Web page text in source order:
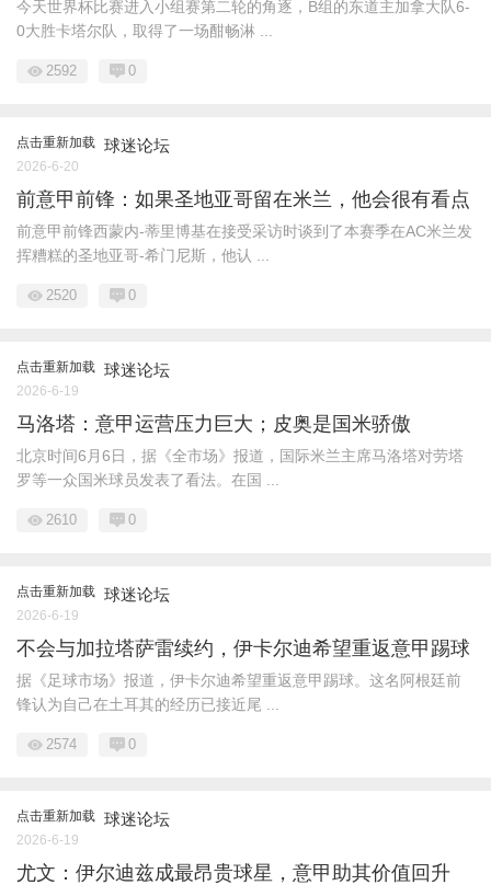
今天世界杯比赛进入小组赛第二轮的角逐，B组的东道主加拿大队6-
0大胜卡塔尔队，取得了一场酣畅淋 ...
2592 0
点击重新加载 球迷论坛
2026-6-20
前意甲前锋：如果圣地亚哥留在米兰，他会很有看点
前意甲前锋西蒙内-蒂里博基在接受采访时谈到了本赛季在AC米兰发
挥糟糕的圣地亚哥-希门尼斯，他认 ...
2520 0
点击重新加载 球迷论坛
2026-6-19
马洛塔：意甲运营压力巨大；皮奥是国米骄傲
北京时间6月6日，据《全市场》报道，国际米兰主席马洛塔对劳塔
罗等一众国米球员发表了看法。在国 ...
2610 0
点击重新加载 球迷论坛
2026-6-19
不会与加拉塔萨雷续约，伊卡尔迪希望重返意甲踢球
据《足球市场》报道，伊卡尔迪希望重返意甲踢球。这名阿根廷前
锋认为自己在土耳其的经历已接近尾 ...
2574 0
点击重新加载 球迷论坛
2026-6-19
尤文：伊尔迪兹成最昂贵球星，意甲助其价值回升